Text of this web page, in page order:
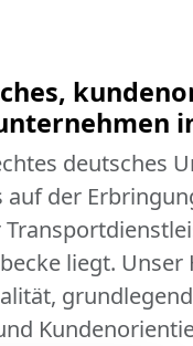
deutsches
auf der
liegt. Unser